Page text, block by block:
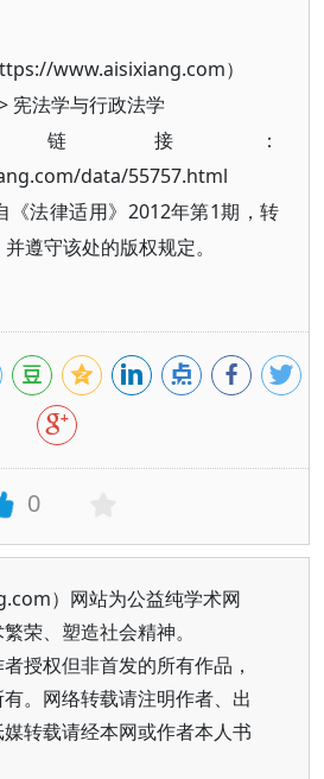
www.aisixiang.com）
宪法学与行政法学
链接：
data/55757.html
《法律适用》2012年第1期，转
遵守该处的版权规定。
0
）网站为公益纯学术网
荣、塑造社会精神。
授权但非首发的所有作品，
。网络转载请注明作者、出
转载请经本网或作者本人书